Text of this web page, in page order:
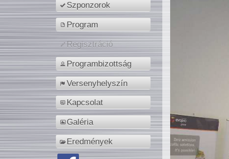
Szponzorok
Program
Regisztráció
Programbizottság
Versenyhelyszín
Kapcsolat
Galéria
Eredmények